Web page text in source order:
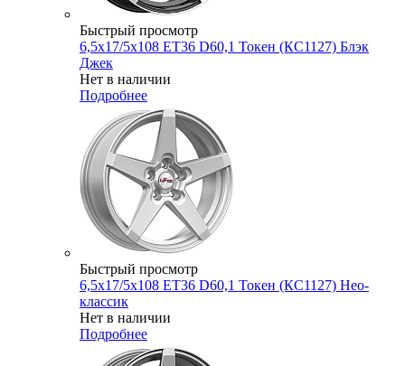
Быстрый просмотр
6,5x17/5x108 ET36 D60,1 Токен (КС1127) Блэк
Джек
Нет в наличии
Подробнее
Быстрый просмотр
6,5x17/5x108 ET36 D60,1 Токен (КС1127) Нео-
классик
Нет в наличии
Подробнее